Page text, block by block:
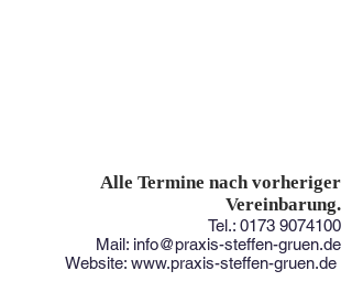
Alle Termine nach vorheriger
Vereinbarung.
Tel.: 0173 9074100
Mail: info@praxis-steffen-gruen.de
Website: www.praxis-steffen-gruen.de